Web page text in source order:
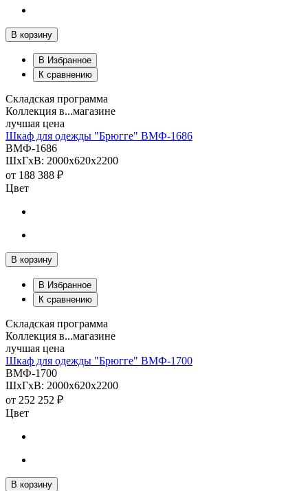
В корзину
В Избранное
К сравнению
Складская программа
Коллекция в...магазине
лучшая цена
Шкаф для одежды "Брюгге" ВМФ-1686
ВМФ-1686
ШхГхВ: 2000х620х2200
от 188 388 ₽
Цвет
В корзину
В Избранное
К сравнению
Складская программа
Коллекция в...магазине
лучшая цена
Шкаф для одежды "Брюгге" ВМФ-1700
ВМФ-1700
ШхГхВ: 2000х620х2200
от 252 252 ₽
Цвет
В корзину